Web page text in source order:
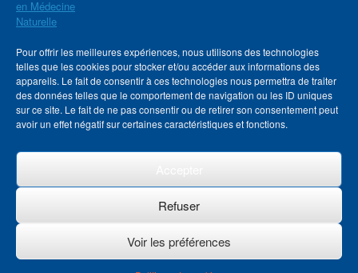
Pour offrir les meilleures expériences, nous utilisons des technologies
telles que les cookies pour stocker et/ou accéder aux informations des
appareils. Le fait de consentir à ces technologies nous permettra de traiter
des données telles que le comportement de navigation ou les ID uniques
sur ce site. Le fait de ne pas consentir ou de retirer son consentement peut
avoir un effet négatif sur certaines caractéristiques et fonctions.
Refuser
Voir les préférences